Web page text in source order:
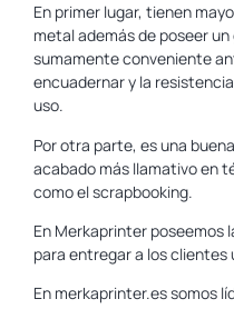
En primer lugar, tienen
metal además de poseer
sumamente conveniente
encuadernar y la
uso.
Por otra parte, es una
acabado más llamativo en
como el scrapbooking.
En Merkaprinter poseemos
para entregar a los
En merkaprinter.es somos